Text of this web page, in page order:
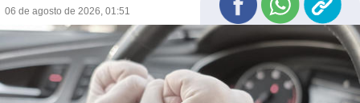
06 de agosto de 2026, 01:51